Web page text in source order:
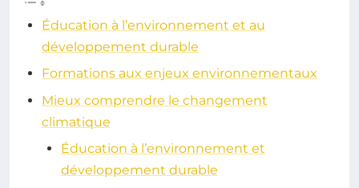
Éducation à l’environnement et au
développement durable
Formations aux enjeux environnementaux
Mieux comprendre le changement
climatique
Éducation à l’environnement et
développement durable